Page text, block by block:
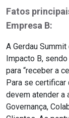
Fatos
Empresa B:
A Gerdau
Impacto B,
para “receber a
Para se certificar
devem atender a
Governança,